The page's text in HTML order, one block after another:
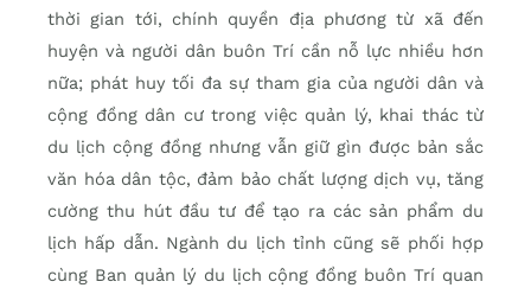
thời gian tới, chính quyền địa phương từ xã đến
huyện và người dân buôn Trí cần nỗ lực nhiều hơn
nữa; phát huy tối đa sự tham gia của người dân và
cộng đồng dân cư trong việc quản lý, khai thác từ
du lịch cộng đồng nhưng vẫn giữ gìn được bản sắc
văn hóa dân tộc, đảm bảo chất lượng dịch vụ, tăng
cường thu hút đầu tư để tạo ra các sản phẩm du
lịch hấp dẫn. Ngành du lịch tỉnh cũng sẽ phối hợp
cùng Ban quản lý du lịch cộng đồng buôn Trí quan